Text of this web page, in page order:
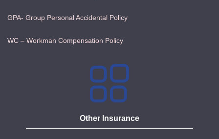
GPA- Group Personal Accidental Policy
WC – Workman Compensation Policy
Other Insurance